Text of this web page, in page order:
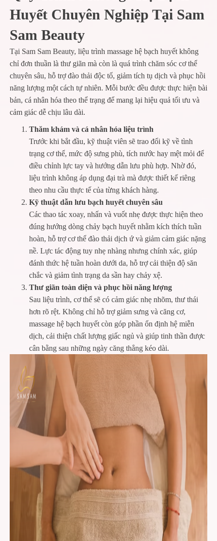
Huyết Chuyên Nghiệp Tại Sam
Sam Beauty
Tại Sam Sam Beauty, liệu trình massage hệ bạch huyết không
chỉ đơn thuần là thư giãn mà còn là quá trình chăm sóc cơ thể
chuyên sâu, hỗ trợ đào thải độc tố, giảm tích tụ dịch và phục hồi
năng lượng một cách tự nhiên. Mỗi bước đều được thực hiện bài
bản, cá nhân hóa theo thể trạng để mang lại hiệu quả tối ưu và
cảm giác dễ chịu lâu dài.
Thăm khám và cá nhân hóa liệu trình
Trước khi bắt đầu, kỹ thuật viên sẽ trao đổi kỹ về tình
trạng cơ thể, mức độ sưng phù, tích nước hay mệt mỏi để
điều chỉnh lực tay và hướng dẫn lưu phù hợp. Nhờ đó,
liệu trình không áp dụng đại trà mà được thiết kế riêng
theo nhu cầu thực tế của từng khách hàng.
Kỹ thuật dẫn lưu bạch huyết chuyên sâu
Các thao tác xoay, nhấn và vuốt nhẹ được thực hiện theo
đúng hướng dòng chảy bạch huyết nhằm kích thích tuần
hoàn, hỗ trợ cơ thể đào thải dịch ứ và giảm cảm giác nặng
nề. Lực tác động tuy nhẹ nhàng nhưng chính xác, giúp
đánh thức hệ tuần hoàn dưới da, hỗ trợ cải thiện độ săn
chắc và giảm tình trạng da sần hay chảy xệ.
Thư giãn toàn diện và phục hồi năng lượng
Sau liệu trình, cơ thể sẽ có cảm giác nhẹ nhõm, thư thái
hơn rõ rệt. Không chỉ hỗ trợ giảm sưng và căng cơ,
massage hệ bạch huyết còn góp phần ổn định hệ miễn
dịch, cải thiện chất lượng giấc ngủ và giúp tinh thần được
cân bằng sau những ngày căng thẳng kéo dài.